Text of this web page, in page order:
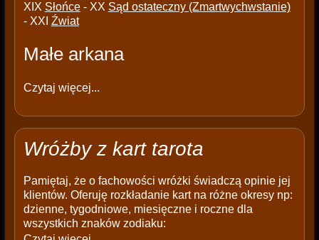
XIX Słońce- XX Sąd ostateczny (Zmartwychwstanie)
- XXI Źwiat
Małe arkana
Czytaj więcej...
Wróżby z kart tarota
Pamiętaj, że o fachowości wróżki świadczą opinie jej
klientów. Oferuję rozkładanie kart na różne okresy np:
dzienne, tygodniowe, miesięczne i roczne dla
wszystkich znaków zodiaku: